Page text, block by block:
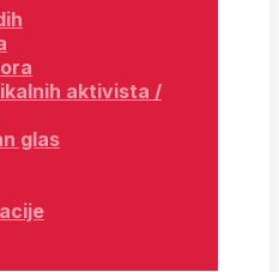
aktivista /
glas